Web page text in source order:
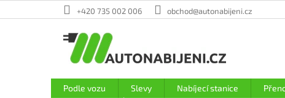
na
+420 735 002 006 obchod@autonabijeni.cz
Podle vozu Slevy Nabíjecí stanice